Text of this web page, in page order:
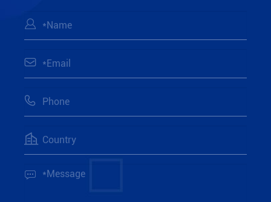




